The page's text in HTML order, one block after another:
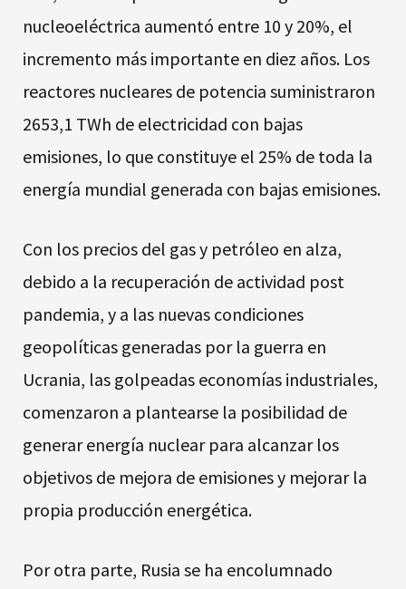
nucleoeléctrica aumentó entre 10 y 20%, el
incremento más importante en diez años. Los
reactores nucleares de potencia suministraron
2653,1 TWh de electricidad con bajas
emisiones, lo que constituye el 25% de toda la
energía mundial generada con bajas emisiones.
Con los precios del gas y petróleo en alza,
debido a la recuperación de actividad post
pandemia, y a las nuevas condiciones
geopolíticas generadas por la guerra en
Ucrania, las golpeadas economías industriales,
comenzaron a plantearse la posibilidad de
generar energía nuclear para alcanzar los
objetivos de mejora de emisiones y mejorar la
propia producción energética.
Por otra parte, Rusia se ha encolumnado